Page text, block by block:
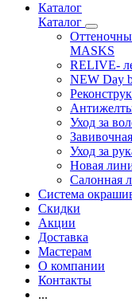
Каталог
Каталог
MASKS
RELIVE-
NEW Day
Уход за
Уход за
Новая
Салонная
Система
Скидки
Акции
Доставка
Мастерам
О компании
Контакты
...